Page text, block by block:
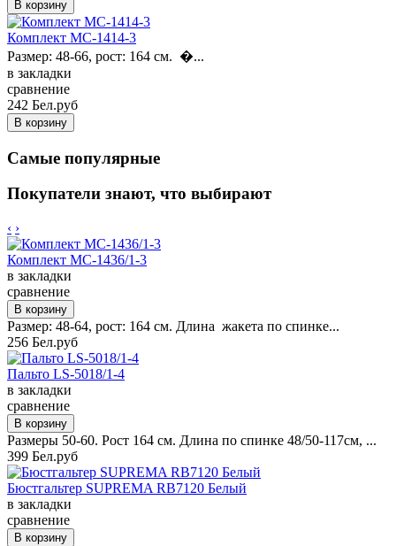
Комплект MC-1414-3
Размер: 48-66, рост: 164 см. �...
в закладки
сравнение
242 Бел.руб
Самые популярные
Покупатели знают, что выбирают
‹ ›
Комплект MC-1436/1-3
в закладки
сравнение
Размер: 48-64, рост: 164 см. Длина жакета по спинке...
256 Бел.руб
Пальто LS-5018/1-4
в закладки
сравнение
Размеры 50-60. Рост 164 см. Длина по спинке 48/50-117см, ...
399 Бел.руб
Бюстгальтер SUPREMA RB7120 Белый
в закладки
сравнение